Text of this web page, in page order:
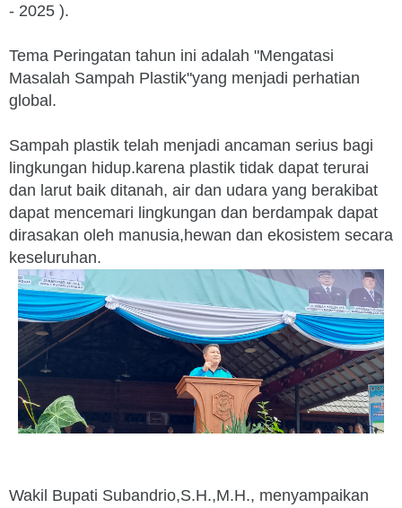
- 2025 ).
Tema Peringatan tahun ini adalah "Mengatasi
Masalah Sampah Plastik"yang menjadi perhatian
global.
Sampah plastik telah menjadi ancaman serius bagi
lingkungan hidup.karena plastik tidak dapat terurai
dan larut baik ditanah, air dan udara yang berakibat
dapat mencemari lingkungan dan berdampak dapat
dirasakan oleh manusia,hewan dan ekosistem secara
keseluruhan.
Wakil Bupati Subandrio,S.H.,M.H., menyampaikan